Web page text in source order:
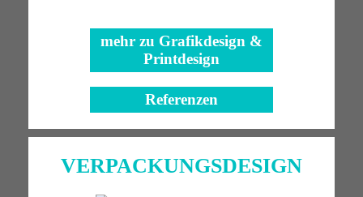
mehr zu Grafikdesign &
Printdesign
Referenzen
VERPACKUNGS­DESIGN